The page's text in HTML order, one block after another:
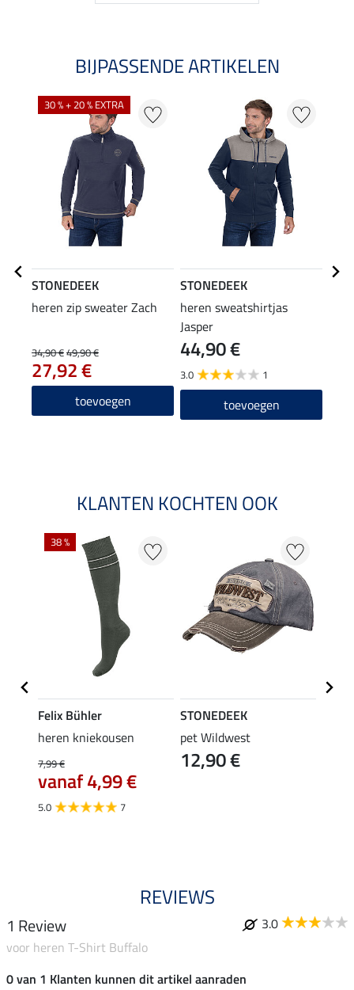
BIJPASSENDE ARTIKELEN
30 % + 20 % EXTRA
STONEDEEK
heren zip sweater Zach
34,90 €49,90 €
27,92 €
toevoegen
STONEDEEK
heren sweatshirtjas
Jasper
44,90 €
3.0 1
toevoegen
KLANTEN KOCHTEN OOK
38 %
Felix Bühler
heren kniekousen
7,99 €
vanaf 4,99 €
5.0 7
STONEDEEK
pet Wildwest
12,90 €
REVIEWS
1 Review
3.0
voor heren T-Shirt Buffalo
0 van 1 Klanten kunnen dit artikel aanraden